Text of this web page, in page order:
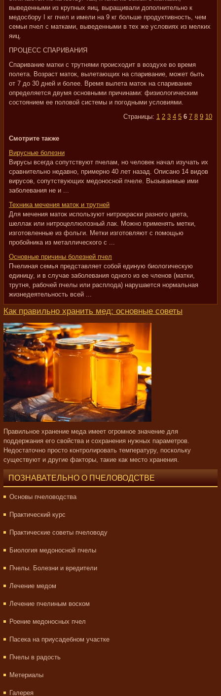
выведенными из крупных яиц, выращивали дополнительно к
медосбору I кг пчел и имели на 9 кг больше продуктивность, чем
семьи пчел с матками, выведенными в тех же условиях из мелких
яиц.
ПРОЦЕСС СПАРИВАНИЯ
Спаривание матки с трутнями происходит в воздухе во время
полета. Возраст маток, вылетающих на спаривание, может быть
от 7 до 30 дней и более. Время вылета маток на спаривание
определяется двумя основными причинами: физиологическим
состоянием ее половой системы и погодными условиями.
Страницы: 1 2 3 4 5 6 7 8 9 10
Смотрите также
Вирусные болезни
Вирусы всегда сопутствуют пчелам, но человек начал изучать их
сравнительно недавно, примерно 40 лет назад. Описано 14 видов
вирусов, сопутствующих медоносной пчеле. Вызываемые ими
заболевания не и ...
Техника мечения маток и трутней
Для мечения маток используют нитрокраски разного цвета,
шеллак или нитроцеллюлозный лак. Можно применять метки,
изготовленные из фольги. Метки изготовляют с помощью
пробойника из металлического с ...
Основные причины болезней пчел
Пчелиная семья представляет собой единую биологическую
единицу, и в случае заболевания одного из ее членов (матки,
трутня, рабочей пчелы или расплода) нарушается нормальная
жизнедеятельность всей ...
Как правильно хранить мед: основные советы
Правильное хранение меда имеет огромное значение для
поддержания его свойства и сохранения нужных параметров.
Недостаточно просто контролировать температуру, поскольку
существуют и другие факторы, такие как место хранения.
ПОЗНАВАТЕЛЬНО О ПЧЕЛОВОДСТВЕ
Основы пчеловодства
Практический курс
Практические советы пчеловоду
Биология медоносной пчелы
Пчелы. Болезни и вредители
Лечение медом
Лечение пчелиным воском
Роение медоносных пчел
Пасека на приусадебном участке
Пчелы в радость
Метериалы
Галерея